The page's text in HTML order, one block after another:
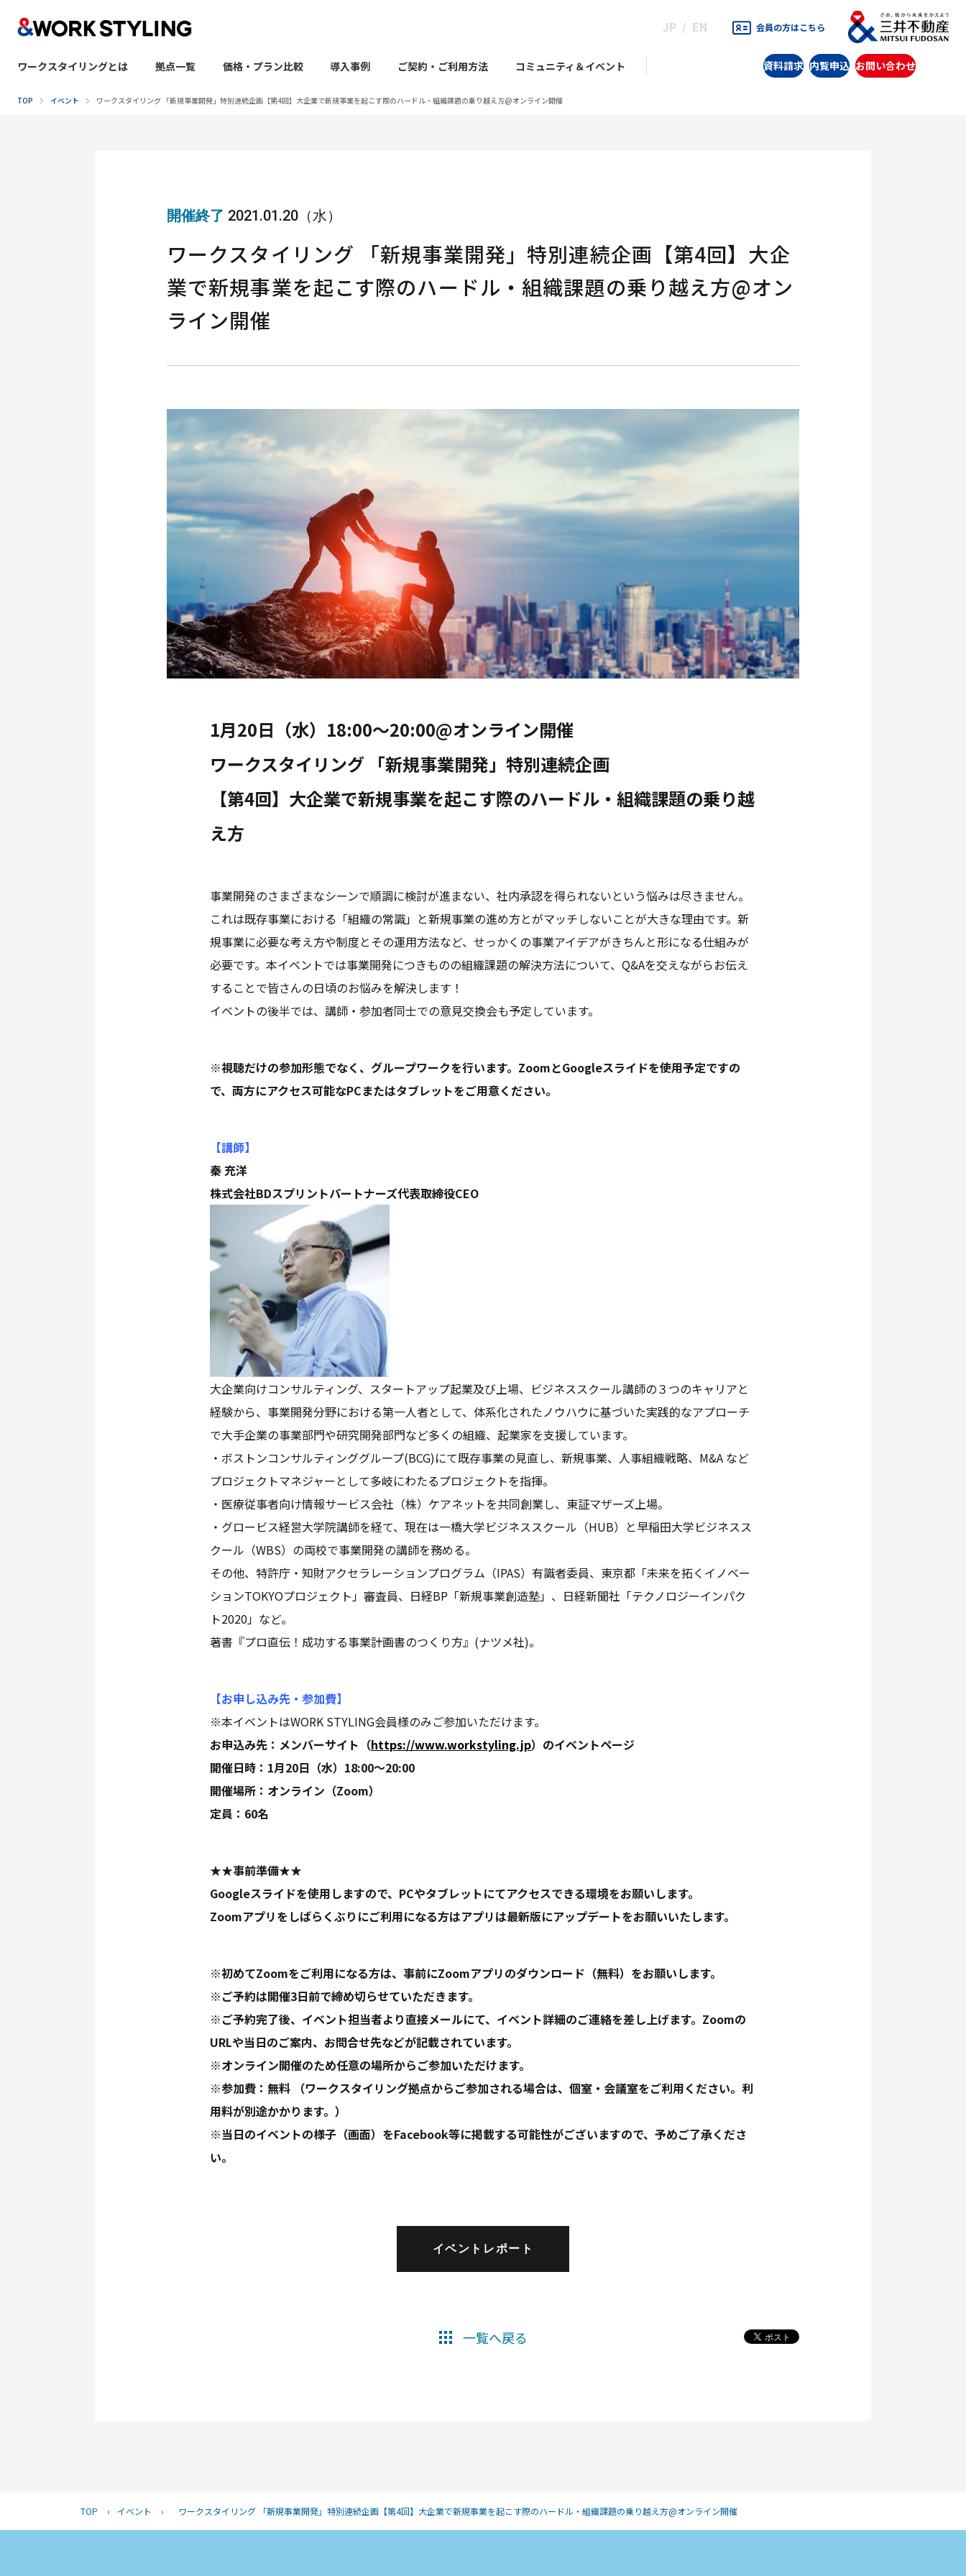
JP EN 会員の方はこちら
ワークスタイリングとは 拠点一覧 価格・プラン比較 導入事例 ご契約・ご利用方法 コミュニティ＆イベント 資料請求 内覧申込 お問い合わせ
TOP イベント ワークスタイリング 「新規事業開発」特別連続企画【第4回】大企業で新規事業を起こす際のハードル・組織課題の乗り越え方@オンライン開催
開催終了 2021.01.20（水）
ワークスタイリング 「新規事業開発」特別連続企画【第4回】大企
業で新規事業を起こす際のハードル・組織課題の乗り越え方@オン
ライン開催
1月20日（水）18:00〜20:00@オンライン開催
ワークスタイリング 「新規事業開発」特別連続企画
【第4回】大企業で新規事業を起こす際のハードル・組織課題の乗り越
え方
事業開発のさまざまなシーンで順調に検討が進まない、社内承認を得られないという悩みは尽きません。
これは既存事業における「組織の常識」と新規事業の進め方とがマッチしないことが大きな理由です。新
規事業に必要な考え方や制度とその運用方法など、せっかくの事業アイデアがきちんと形になる仕組みが
必要です。本イベントでは事業開発につきものの組織課題の解決方法について、Q&Aを交えながらお伝え
することで皆さんの日頃のお悩みを解決します！
イベントの後半では、講師・参加者同士での意見交換会も予定しています。
※視聴だけの参加形態でなく、グループワークを行います。ZoomとGoogleスライドを使用予定ですの
で、両方にアクセス可能なPCまたはタブレットをご用意ください。
【講師】
秦 充洋
株式会社BDスプリントパートナーズ代表取締役CEO
大企業向けコンサルティング、スタートアップ起業及び上場、ビジネススクール講師の３つのキャリアと
経験から、事業開発分野における第一人者として、体系化されたノウハウに基づいた実践的なアプローチ
で大手企業の事業部門や研究開発部門など多くの組織、起業家を支援しています。
・ボストンコンサルティンググループ(BCG)にて既存事業の見直し、新規事業、人事組織戦略、M&A など
プロジェクトマネジャーとして多岐にわたるプロジェクトを指揮。
・医療従事者向け情報サービス会社（株）ケアネットを共同創業し、東証マザーズ上場。
・グロービス経営大学院講師を経て、現在は一橋大学ビジネススクール（HUB）と早稲田大学ビジネスス
クール（WBS）の両校で事業開発の講師を務める。
その他、特許庁・知財アクセラレーションプログラム（IPAS）有識者委員、東京都「未来を拓くイノベー
ションTOKYOプロジェクト」審査員、日経BP「新規事業創造塾」、日経新聞社「テクノロジーインパク
ト2020」など。
著書『プロ直伝！成功する事業計画書のつくり方』(ナツメ社)。
【お申し込み先・参加費】
※本イベントはWORK STYLING会員様のみご参加いただけます。
お申込み先：メンバーサイト（https://www.workstyling.jp）のイベントページ
開催日時：1月20日（水）18:00〜20:00
開催場所：オンライン（Zoom）
定員：60名
★★事前準備★★
Googleスライドを使用しますので、PCやタブレットにてアクセスできる環境をお願いします。
Zoomアプリをしばらくぶりにご利用になる方はアプリは最新版にアップデートをお願いいたします。
※初めてZoomをご利用になる方は、事前にZoomアプリのダウンロード（無料）をお願いします。
※ご予約は開催3日前で締め切らせていただきます。
※ご予約完了後、イベント担当者より直接メールにて、イベント詳細のご連絡を差し上げます。Zoomの
URLや当日のご案内、お問合せ先などが記載されています。
※オンライン開催のため任意の場所からご参加いただけます。
※参加費：無料 （ワークスタイリング拠点からご参加される場合は、個室・会議室をご利用ください。利
用料が別途かかります。）
※当日のイベントの様子（画面）をFacebook等に掲載する可能性がございますので、予めご了承くださ
い。
イベントレポート
一覧へ戻る
TOP › イベント › ワークスタイリング 「新規事業開発」特別連続企画【第4回】大企業で新規事業を起こす際のハードル・組織課題の乗り越え方@オンライン開催